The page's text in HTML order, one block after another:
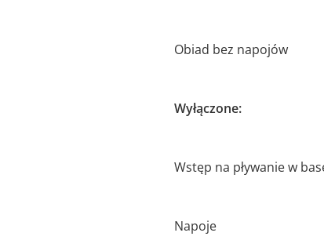
Obiad bez napojów
Wyłączone:
Wstęp na pływanie w
Napoje